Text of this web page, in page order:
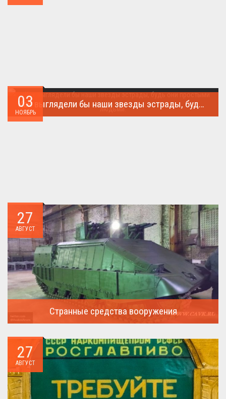
03
НОЯБРЬ
Как выглядели бы наши звезды эстрады, будь они простыми людьми.
27
АВГУСТ
Странные средства вооружения
27
АВГУСТ